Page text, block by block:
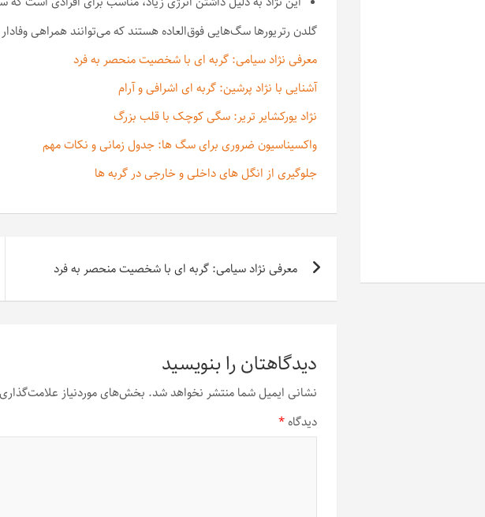
گلدن رتریورها سگ‌هایی فوق‌العاده هستند که می‌توانند همراهی
معرفی نژاد سیامی: گربه ای با شخصیت منحصر به فرد
آشنایی با نژاد پرشین: گربه ای اشرافی و آرام
نژاد یورکشایر تریر: سگی کوچک با قلب بزرگ
واکسیناسیون ضروری برای سگ ها: جدول زمانی و نکات مهم
جلوگیری از انگل های داخلی و خارجی در گربه ها
راهبری
نوشتهمعرفی نژاد سیامی: گربه ای با شخصیت منحصر به فرد
دیدگاهتان را بنویسید
نشانی ایمیل شما منتشر نخواهد شد. بخش‌های موردنیاز
دیدگاه*